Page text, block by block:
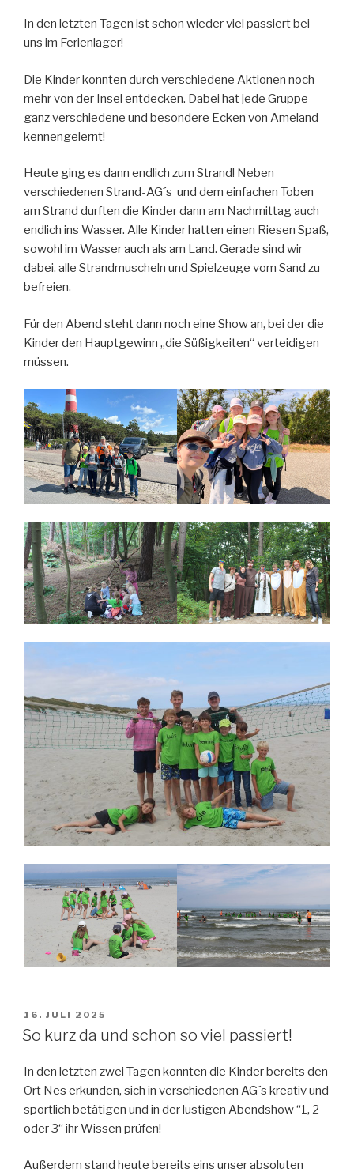
In den letzten Tagen ist schon wieder viel passiert bei
uns im Ferienlager!
Die Kinder konnten durch verschiedene Aktionen noch
mehr von der Insel entdecken. Dabei hat jede Gruppe
ganz verschiedene und besondere Ecken von Ameland
kennengelernt!
Heute ging es dann endlich zum Strand! Neben
verschiedenen Strand-AG´s und dem einfachen Toben
am Strand durften die Kinder dann am Nachmittag auch
endlich ins Wasser. Alle Kinder hatten einen Riesen Spaß,
sowohl im Wasser auch als am Land. Gerade sind wir
dabei, alle Strandmuscheln und Spielzeuge vom Sand zu
befreien.
Für den Abend steht dann noch eine Show an, bei der die
Kinder den Hauptgewinn „die Süßigkeiten“ verteidigen
müssen.
VERÖFFENTLICHT
AM
16. JULI 2025
So kurz da und schon so viel passiert!
In den letzten zwei Tagen konnten die Kinder bereits den
Ort Nes erkunden, sich in verschiedenen AG´s kreativ und
sportlich betätigen und in der lustigen Abendshow “1, 2
oder 3“ ihr Wissen prüfen!
Außerdem stand heute bereits eins unser absoluten